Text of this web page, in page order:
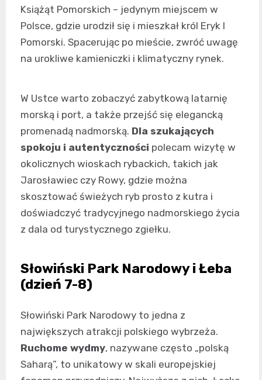
Książąt Pomorskich – jedynym miejscem w
Polsce, gdzie urodził się i mieszkał król Eryk I
Pomorski. Spacerując po mieście, zwróć uwagę
na urokliwe kamieniczki i klimatyczny rynek.
W Ustce warto zobaczyć zabytkową latarnię
morską i port, a także przejść się elegancką
promenadą nadmorską. Dla szukających
spokoju i autentyczności polecam wizytę w
okolicznych wioskach rybackich, takich jak
Jarosławiec czy Rowy, gdzie można
skosztować świeżych ryb prosto z kutra i
doświadczyć tradycyjnego nadmorskiego życia
z dala od turystycznego zgiełku.
Słowiński Park Narodowy i Łeba
(dzień 7-8)
Słowiński Park Narodowy to jedna z
największych atrakcji polskiego wybrzeża.
Ruchome wydmy, nazywane często „polską
Saharą”, to unikatowy w skali europejskiej